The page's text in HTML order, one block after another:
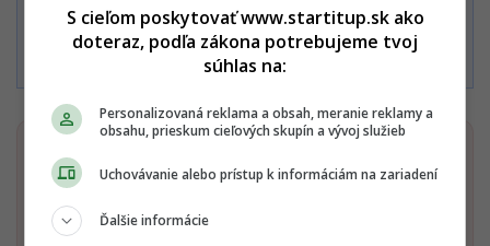
Súhlasím sPodmienkami ochrany súkromia, Podmienkami
používania
,Všeobecnými obchodnými podmienkamia
Podmienkami TrustPay.
Dostaň Startitup do svojich Google odporúčaní
Pridať ako preferovaný zdroj
S cieľom poskytovať www.startitup.sk ako
doteraz, podľa zákona potrebujeme tvoj
súhlas na:
Personalizovaná reklama a obsah, meranie reklamy a
obsahu, prieskum cieľových skupín a vývoj služieb
Uchovávanie alebo prístup k informáciám na zariadení
Ďalšie informácie